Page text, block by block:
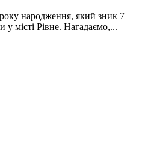
народження, який зник 7
у місті Рівне. Нагадаємо,...